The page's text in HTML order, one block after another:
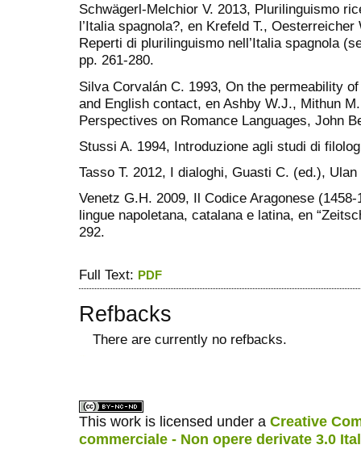
Schwägerl-Melchior V. 2013, Plurilinguismo
l’Italia spagnola?, en Krefeld T.,
Reperti di plurilinguismo nell’Italia spagnola
pp. 261-280.
Silva Corvalán C. 1993, On the permeability
and English contact, en Ashby W.J., Mithun
Perspectives on Romance Languages, John
Stussi A. 1994, Introduzione agli studi di
Tasso T. 2012, I dialoghi, Guasti C. (ed.),
Venetz G.H. 2009, Il Codice Aragonese
lingue napoletana, catalana e latina, en
292.
Full Text: PDF
Refbacks
There are currently no refbacks.
This work is licensed under a Creative
commerciale - Non opere derivate 3.0